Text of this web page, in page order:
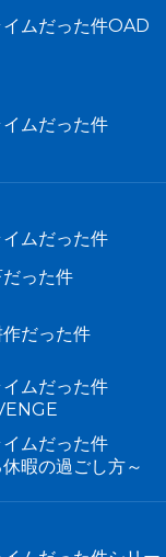
ムだった件OAD
ムだった件
ムだった件
った件
だった件
ムだった件
ムだった件
暇の過ごし方～